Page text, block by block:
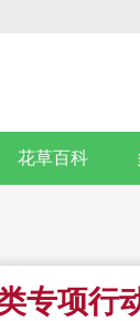
花草百科
专项行